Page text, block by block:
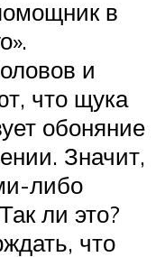
в
и
что щука
обоняние
Значит,
либо
ли это?
что